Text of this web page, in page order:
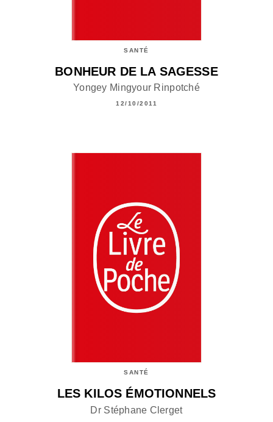
SANTÉ
BONHEUR DE LA SAGESSE
Yongey Mingyour Rinpotché
12/10/2011
SANTÉ
LES KILOS ÉMOTIONNELS
Dr Stéphane Clerget